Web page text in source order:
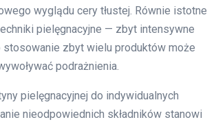
wyglądu cery tłustej. Równie istotne
pielęgnacyjne — zbyt intensywne
zbyt wielu produktów może
podrażnienia.
pielęgnacyjnej do indywidualnych
nieodpowiednich składników stanowi